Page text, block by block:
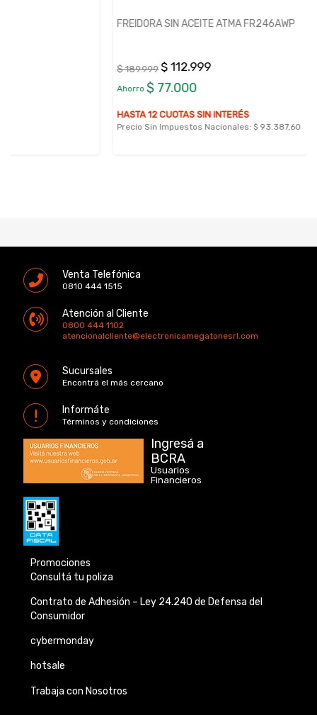
FREIDORA SIN ACEITE ATMA FR246AWP
$ 112.999
HASTA 12 CUOTAS SIN INTERÉS
Precio Sin Impuestos Nacionales:$ 93.387,60
Venta Telefónica
0810 444 1515
Atención al Cliente
0800 444 1102
atencionalcliente@electronicamegatonesrl.com
Sucursales
Encontrá el más cercano
Informáte
Términos y condiciones
Ingresá a
BCRA
Usuarios
Financieros
Promociones
Consultá tu poliza
Contrato de Adhesión – Ley 24.240 de Defensa del
Consumidor
cybermonday
hotsale
Trabaja con Nosotros